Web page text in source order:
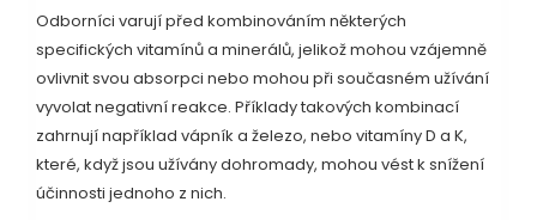
Odborníci varují před kombinováním některých
specifických vitamínů a minerálů, jelikož mohou vzájemně
ovlivnit svou absorpci nebo mohou při současném užívání
vyvolat negativní reakce. Příklady takových kombinací
zahrnují například vápník a železo, nebo vitamíny D a K,
které, když jsou užívány dohromady, mohou vést k snížení
účinnosti jednoho z nich.